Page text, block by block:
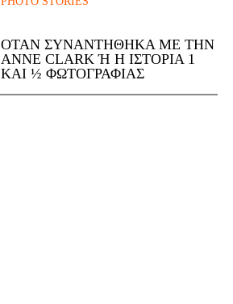
ΌΤΑΝ ΣΥΝΑΝΤΉΘΗΚΑ ΜΕ ΤΗΝ
ANNE CLARK Ή Η ΙΣΤΟΡΊΑ 1 Κ
ΑΙ ½ ΦΩΤΟΓΡΑΦΊΑΣ